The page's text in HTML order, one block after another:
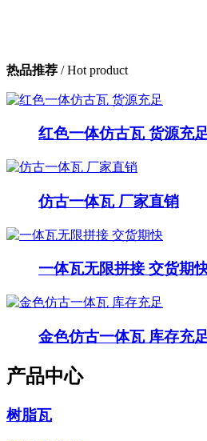
热品推荐 / Hot product
红色一体仿古瓦 货源充
仿古一体瓦 厂家直销
一体瓦无限拼接 交货期
金色仿古一体瓦 库存充足
产品中心
树脂瓦